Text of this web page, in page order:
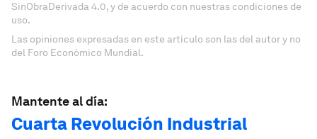
SinObraDerivada 4.0, y de acuerdo con nuestras condiciones de
uso.
Las opiniones expresadas en este artículo son las del autor y no
del Foro Económico Mundial.
Mantente al día:
Cuarta Revolución Industrial